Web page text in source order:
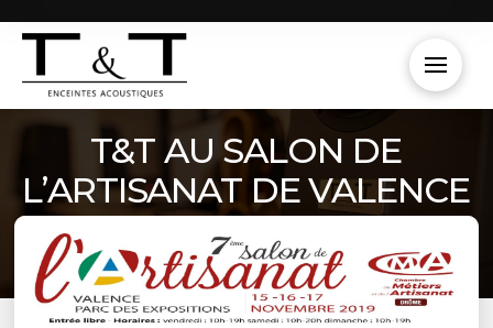
T&T AU SALON DE
L’ARTISANAT DE VALENCE